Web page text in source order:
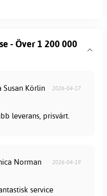
- Över 1 200 000
Susan Körlin 2026-04-17
leverans, prisvärt.
Norman 2026-04-19
service